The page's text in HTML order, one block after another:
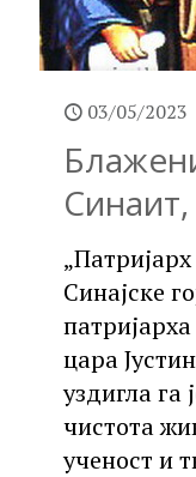
03/05/2023
Синаит,
Синајске
цара
уздигла га
чистота
ученост и